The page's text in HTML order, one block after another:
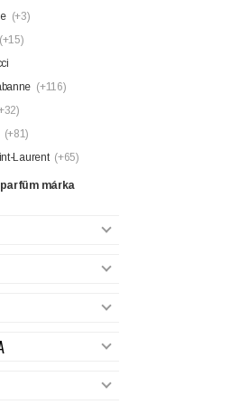
(+3)
(+15)
(+116)
(+81)
Laurent (+65)
márka